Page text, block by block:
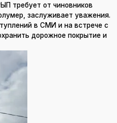
требует от чиновников
заслуживает уважения.
в СМИ и на встрече с
дорожное покрытие и